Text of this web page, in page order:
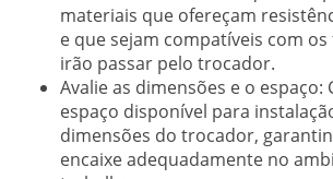
materiais que ofereçam
e que sejam compatíveis com
irão passar pelo trocador.
Avalie as dimensões e o espaço:
espaço disponível para
dimensões do trocador,
encaixe adequadamente no